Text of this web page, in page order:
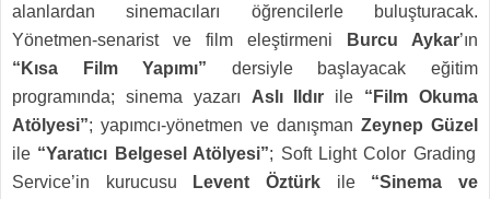
alanlardan sinemacıları öğrencilerle buluşturacak.
Yönetmen-senarist ve film eleştirmeni Burcu Aykar’ın
“Kısa Film Yapımı” dersiyle başlayacak eğitim
programında; sinema yazarı Aslı Ildır ile “Film Okuma
Atölyesi”; yapımcı-yönetmen ve danışman Zeynep Güzel
ile “Yaratıcı Belgesel Atölyesi”; Soft Light Color Grading
Service’in kurucusu
Levent Öztürk ile“Sinema ve